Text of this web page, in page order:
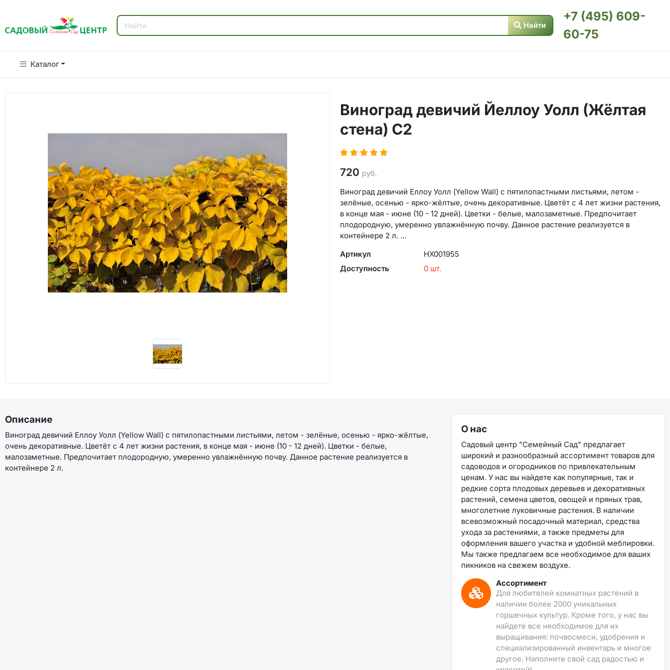
Найти
+7 (495) 609-
60-75
Каталог
Виноград девичий Йеллоу Уолл (Жёлтая
стена) С2
720 руб.
Виноград девичий Еллоу Уолл (Yellow Wall) с пятилопастными листьями, летом -
зелёные, осенью - ярко-жёлтые, очень декоративные. Цветёт с 4 лет жизни растения,
в конце мая - июне (10 - 12 дней). Цветки - белые, малозаметные. Предпочитает
плодородную, умеренно увлажнённую почву. Данное растение реализуется в
контейнере 2 л. ...
Артикул
НХ001955
Доступность
0 шт.
Описание
Виноград девичий Еллоу Уолл (Yellow Wall) с пятилопастными листьями, летом - зелёные, осенью - ярко-жёлтые,
очень декоративные. Цветёт с 4 лет жизни растения, в конце мая - июне (10 - 12 дней). Цветки - белые,
малозаметные. Предпочитает плодородную, умеренно увлажнённую почву. Данное растение реализуется в
контейнере 2 л.
О нас
Садовый центр "Семейный Сад" предлагает
широкий и разнообразный ассортимент товаров для
садоводов и огородников по привлекательным
ценам. У нас вы найдете как популярные, так и
редкие сорта плодовых деревьев и декоративных
растений, семена цветов, овощей и пряных трав,
многолетние луковичные растения. В наличии
всевозможный посадочный материал, средства
ухода за растениями, а также предметы для
оформления вашего участка и удобной меблировки.
Мы также предлагаем все необходимое для ваших
пикников на свежем воздухе.
Ассортимент
Для любителей комнатных растений в
наличии более 2000 уникальных
горшечных культур. Кроме того, у нас вы
найдете все необходимое для их
выращивания: почвосмеси, удобрения и
специализированный инвентарь и многое
другое. Наполните свой сад радостью и